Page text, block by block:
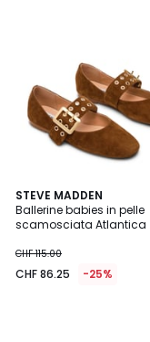
STEVE MADDEN
Ballerine babies in pelle
scamosciata Atlantica
CHF 115.00
CHF 86.25 -25%